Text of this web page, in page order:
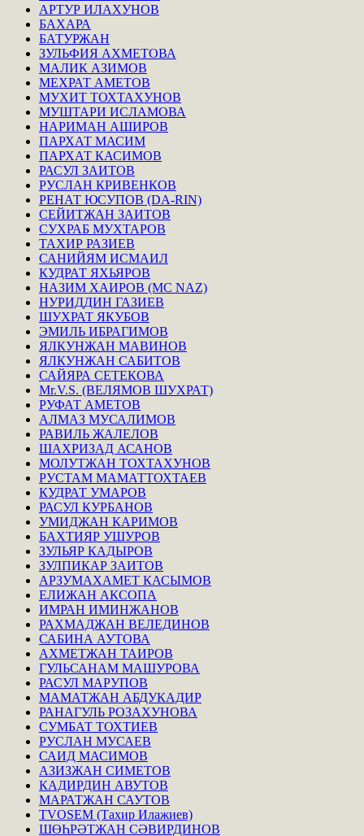
АРТУР ИЛАХУНОВ
БАХАРА
БАТУРЖАН
ЗУЛЬФИЯ АХМЕТОВА
МАЛИК АЗИМОВ
МЕХРАТ АМЕТОВ
МУХИТ ТОХТАХУНОВ
МУШТАРИ ИСЛАМОВА
НАРИМАН АШИРОВ
ПАРХАТ МАСИМ
ПАРХАТ КАСИМОВ
РАСУЛ ЗАИТОВ
РУСЛАН КРИВЕНКОВ
РЕНАТ ЮСУПОВ (DA-RIN)
СЕЙИТЖАН ЗАИТОВ
СУХРАБ МУХТАРОВ
ТАХИР РАЗИЕВ
САНИЙЯМ ИСМАИЛ
КУДРАТ ЯХЬЯРОВ
НАЗИМ ХАИРОВ (MC NAZ)
НУРИДДИН ГАЗИЕВ
ШУХРАТ ЯКУБОВ
ЭМИЛЬ ИБРАГИМОВ
ЯЛКУНЖАН МАВИНОВ
ЯЛКУНЖАН САБИТОВ
САЙЯРА СЕТЕКОВА
Mr.V.S. (ВЕЛЯМОВ ШУХРАТ)
РУФАТ АМЕТОВ
АЛМАЗ МУСАЛИМОВ
РАВИЛЬ ЖАЛЕЛОВ
ШАХРИЗАД АСАНОВ
МОЛУТЖАН ТОХТАХУНОВ
РУСТАМ МАМАТТОХТАЕВ
КУДРАТ УМАРОВ
РАСУЛ КУРБАНОВ
УМИДЖАН КАРИМОВ
БАХТИЯР УШУРОВ
ЗУЛЬЯР КАДЫРОВ
ЗУЛПИКАР ЗАИТОВ
АРЗУМАХАМЕТ КАСЫМОВ
ЕЛИЖАН АКСОПА
ИМРАН ИМИНЖАНОВ
РАХМАДЖАН ВЕЛЕДИНОВ
САБИНА АУТОВА
АХМЕТЖАН ТАИРОВ
ГУЛЬСАНАМ МАШУРОВА
РАСУЛ МАРУПОВ
МАМАТЖАН АБДУКАДИР
РАНАГУЛЬ РОЗАХУНОВА
СУМБАТ ТОХТИЕВ
РУСЛАН МУСАЕВ
САИД МАСИМОВ
АЗИЗЖАН СИМЕТОВ
КАДИРДИН АВУТОВ
МАРАТЖАН САУТОВ
TVOSEM (Тахир Илажиев)
ШӨҺРӘТЖАН СӘВИРДИНОВ